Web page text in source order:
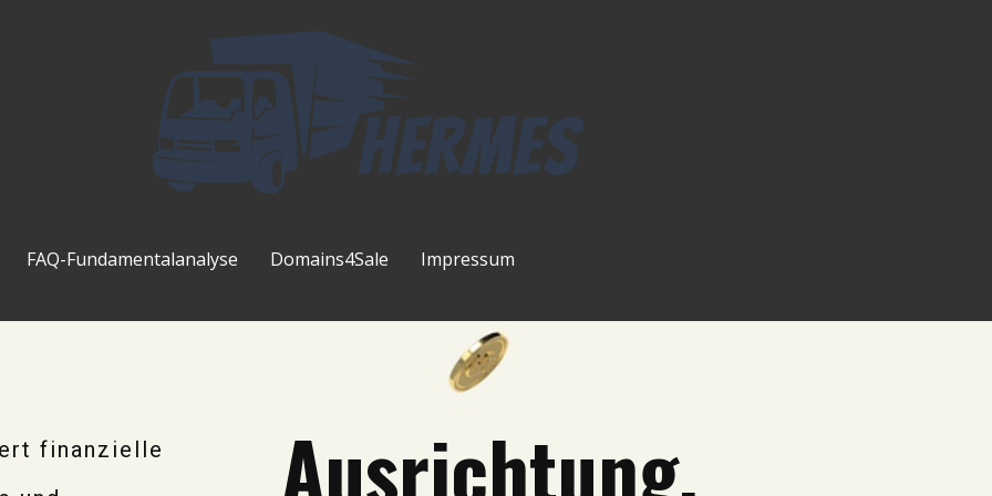
FAQ-Fundamentalanalyse Domains4Sale Impressum
finanzielle
Ausrichtung.